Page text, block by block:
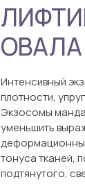
Интенсивный
плотности,
Экзосомы
уменьшить
тонуса тканей,
подтянутого,